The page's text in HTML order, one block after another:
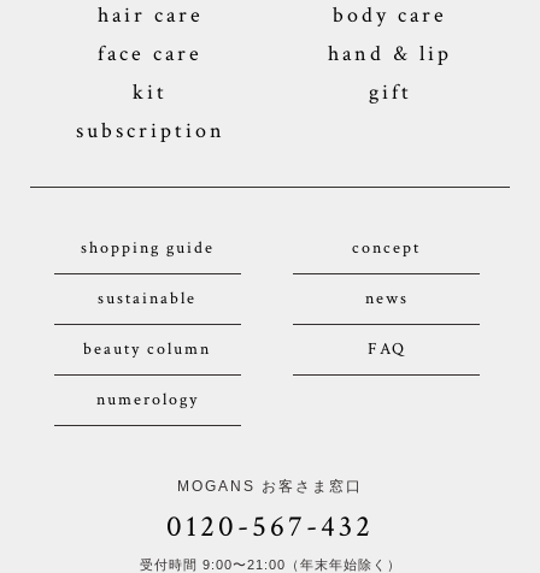
hair care
body care
face care
hand & lip
kit
gift
subscription
shopping guide concept
sustainable news
beauty column FAQ
numerology
MOGANS お客さま窓口
0120-567-432
受付時間 9:00〜21:00（年末年始除く）